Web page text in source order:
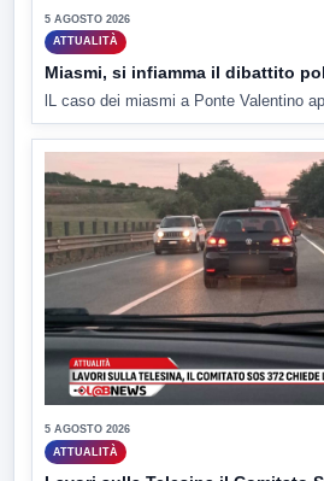
5 AGOSTO 2026
ATTUALITÀ
Miasmi, si infiamma il dibattito
lL caso dei miasmi a Ponte Valentino
5 AGOSTO 2026
ATTUALITÀ